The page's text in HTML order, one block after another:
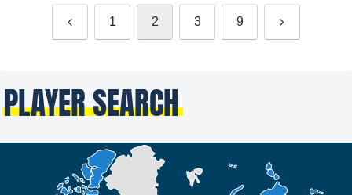
前 1 2 3 9 次